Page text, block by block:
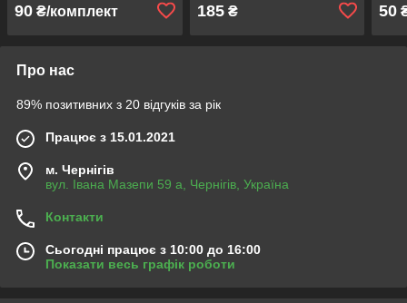
90 ₴/комплект 185₴ 50
Про нас
89% позитивних з 20 відгуків за рік
Працює з 15.01.2021
м. Чернігів
вул. Івана Мазепи 59 а, Чернігів, Україна
Контакти
Сьогодні працює з 10:00 до 16:00
Показати весь графік роботи